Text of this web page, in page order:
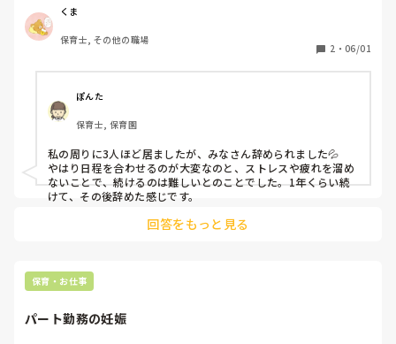
夫と相談して、今年9月くらいから本格的に専門の病院に通
って不妊治療していきたいと思っているのですが、
そのためには平日でも指定された日に通院しなければいけな
いこともあるだろうし、急にお休みをいただかなければなら
ないこともあるかもしれないので、働き方を変えたいなと思
っています(現在遅番担当で診療時間内に行けないため)。
ただ、今私は0,1歳児クラスの唯一のフルタイムパートで、
担任の先生からも「頼りにしてるよ！」と言っていただけて
いるため、とても言いづらいです…。
園の考え方もちょっと古いところあるし(休憩無いとか有給
取りにくいとか)不安です。
先に担任の先生に言うべきか、主任の先生に言うべきか…
どんな働き方に変えたか、不妊治療中の通院はどんな感じだ
ったか(時間や日にち指定など)、周りの反応はどうかなど…
教えてください🙇🏻‍♀️
くま
保育士, その他の職場
2 ・ 06/01
ぽんた
保育士, 保育園
私の周りに3人ほど居ましたが、みなさん辞められました💦
やはり日程を合わせるのが大変なのと、ストレスや疲れを溜め
ないことで、続けるのは難しいとのことでした。1年くらい続
けて、その後辞めた感じです。
回答をもっと見る
保育・お仕事
パート勤務の妊娠